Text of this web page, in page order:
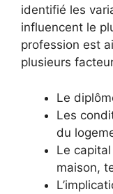
identifié les
influencent le
profession est
plusieurs
Le
Les
du
Le
maison,